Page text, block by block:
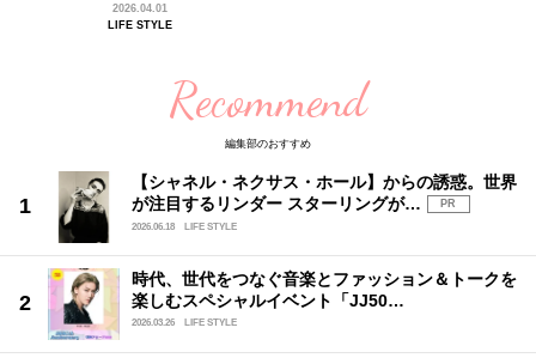
2026.04.01
LIFE STYLE
Recommend
編集部のおすすめ
【シャネル・ネクサス・ホール】からの誘惑。世界
が注目するリンダー スターリングが…
PR
2026.06.18
LIFE STYLE
時代、世代をつなぐ音楽とファッション＆トークを
楽しむスペシャルイベント「JJ50…
2026.03.26 LIFE STYLE